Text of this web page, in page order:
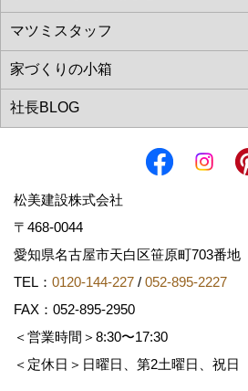
松美建設株式会社
〒468-0044
愛知県名古屋市天白区笹原町703番地
TEL： 0120-144-227 / 052-895-2227
FAX：052-895-2950
＜営業時間＞8:30〜17:30
＜定休日＞日曜日、第2土曜日、祝日